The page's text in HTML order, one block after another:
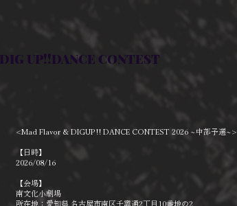
DIG UP!!DANCE CONTEST
<Mad Flavor & DIGUP!! DANCE CONTEST 2026 ~中部予選~>
【日時】
2026/08/16
【会場】
南文化小劇場
所在地 ：愛知県 名古屋市南区千竈通2丁目10番地の2